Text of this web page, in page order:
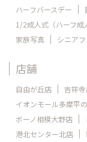
ハーフバースデー
1/2成人式（ハーフ成
家族写真
シニアフ
店舗
自由が丘店 吉祥
イオンモール多摩平
ボーノ相模大野店
港北センター北店